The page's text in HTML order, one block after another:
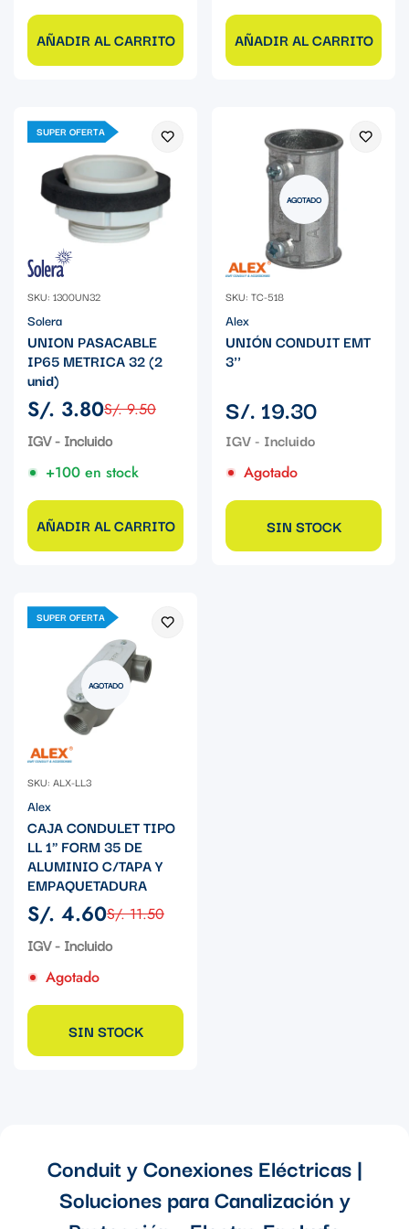
AÑADIR AL CARRITO AÑADIR AL CARRITO
SUPER OFERTA
SKU: 1300UN32
Solera
UNION PASACABLE
IP65 METRICA 32 (2
unid)
Precio
de
S/. 3.80
Precio
regular
S/. 9.50
IGV - Incluido
+100 en stock
AÑADIR AL CARRITO
AGOTADO
SKU: TC-518
Alex
UNIÓN CONDUIT EMT
3''
Precio
regular
S/. 19.30
Agotado
SIN STOCK
SUPER OFERTA
AGOTADO
SKU: ALX-LL3
Alex
CAJA CONDULET TIPO
LL 1" FORM 35 DE
ALUMINIO C/TAPA Y
EMPAQUETADURA
Precio
de
S/. 4.60
Precio
regular
S/. 11.50
IGV - Incluido
Agotado
SIN STOCK
Conduit y Conexiones Eléctricas |
Soluciones para Canalización y